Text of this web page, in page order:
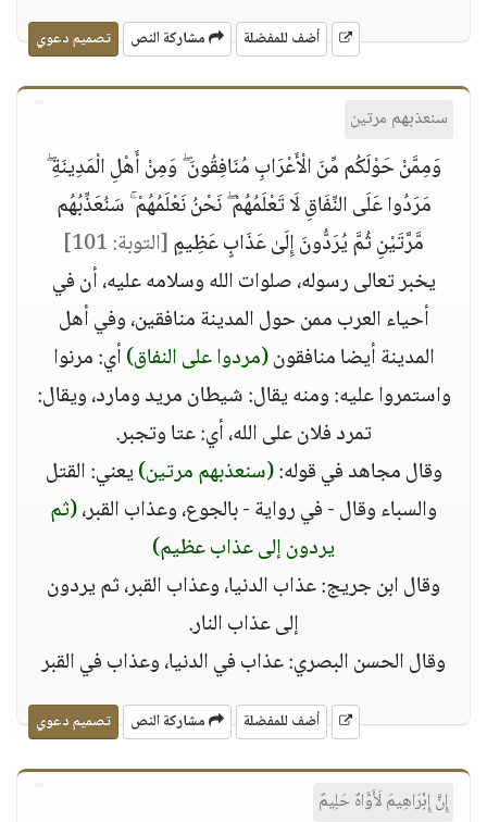
أضف للمفضلة مشاركة النص تصميم دعوي
سنعذبهم مرتين
وَمِمَّنْ حَوْلَكُم مِّنَ الْأَعْرَابِ مُنَافِقُونَ ۖ وَمِنْ أَهْلِ الْمَدِينَةِ ۖ
مَرَدُوا عَلَى النِّفَاقِ لَا تَعْلَمُهُمْ ۖ نَحْنُ نَعْلَمُهُمْ ۚ سَنُعَذِّبُهُم
مَّرَّتَيْنِ ثُمَّ يُرَدُّونَ إِلَىٰ عَذَابٍ عَظِيمٍ[التوبة: 101]
يخبر تعالى رسوله، صلوات الله وسلامه عليه، أن في
أحياء العرب ممن حول المدينة منافقين، وفي أهل
المدينة أيضا منافقون(مردوا على النفاق)أي: مرنوا
واستمروا عليه: ومنه يقال: شيطان مريد ومارد، ويقال:
تمرد فلان على الله، أي: عتا وتجبر.
وقال مجاهد في قوله:(سنعذبهم مرتين)يعني: القتل
والسباء وقال - في رواية - بالجوع، وعذاب القبر،(ثم
يردون إلى عذاب عظيم)
وقال ابن جريج: عذاب الدنيا، وعذاب القبر، ثم يردون
إلى عذاب النار.
وقال الحسن البصري: عذاب في الدنيا، وعذاب في القبر
أضف للمفضلة مشاركة النص تصميم دعوي
إِنَّ إِبْرَاهِيمَ لَأَوَّاهٌ حَلِيمٌ